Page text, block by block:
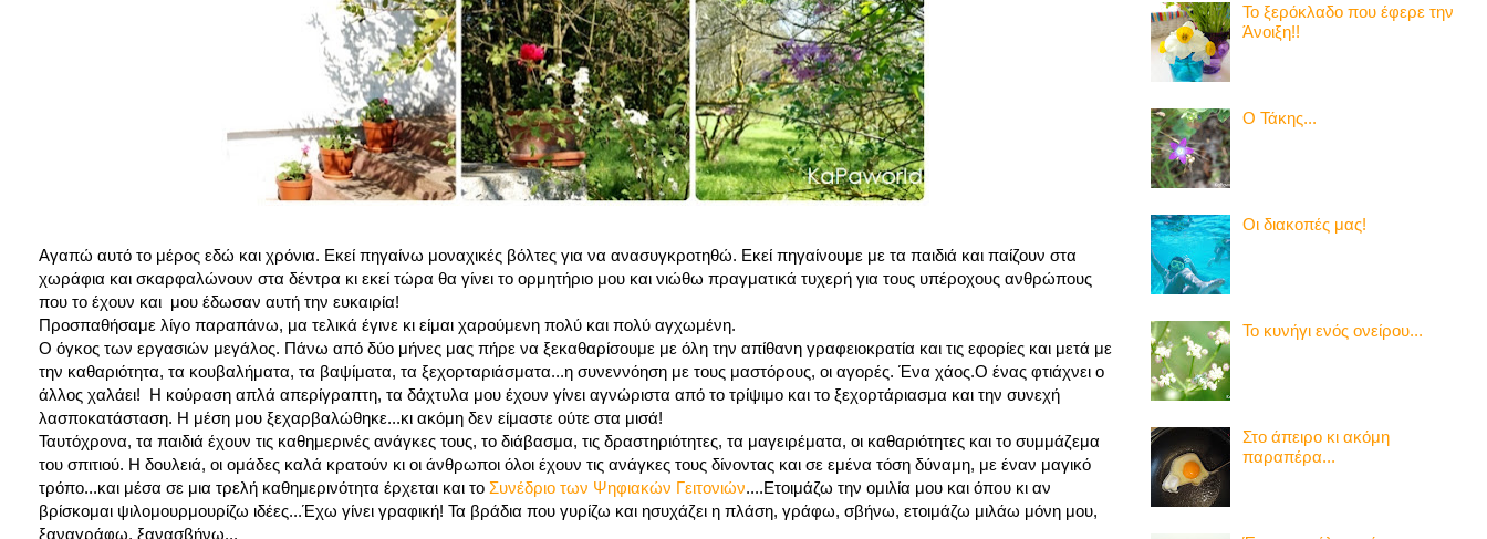
Αγαπώ αυτό το μέρος εδώ και χρόνια. Εκεί πηγαίνω μοναχικές βόλτες για να ανασυγκροτηθώ. Εκεί πηγαίνουμε με τα παιδιά και παίζουν στα
χωράφια και σκαρφαλώνουν στα δέντρα κι εκεί τώρα θα γίνει το ορμητήριο μου και νιώθω πραγματικά τυχερή για τους υπέροχους ανθρώπους
που το έχουν και μου έδωσαν αυτή την ευκαιρία!
Προσπαθήσαμε λίγο παραπάνω, μα τελικά έγινε κι είμαι χαρούμενη πολύ και πολύ αγχωμένη.
Ο όγκος των εργασιών μεγάλος. Πάνω από δύο μήνες μας πήρε να ξεκαθαρίσουμε με όλη την απίθανη γραφειοκρατία και τις εφορίες και μετά με
την καθαριότητα, τα κουβαλήματα, τα βαψίματα, τα ξεχορταριάσματα...η συνεννόηση με τους μαστόρους, οι αγορές. Ένα χάος.Ο ένας φτιάχνει ο
άλλος χαλάει! Η κούραση απλά απερίγραπτη, τα δάχτυλα μου έχουν γίνει αγνώριστα από το τρίψιμο και το ξεχορτάριασμα και την συνεχή
λασποκατάσταση. Η μέση μου ξεχαρβαλώθηκε...κι ακόμη δεν είμαστε ούτε στα μισά!
Ταυτόχρονα, τα παιδιά έχουν τις καθημερινές ανάγκες τους, το διάβασμα, τις δραστηριότητες, τα μαγειρέματα, οι καθαριότητες και το συμμάζεμα
του σπιτιού. Η δουλειά, οι ομάδες καλά κρατούν κι οι άνθρωποι όλοι έχουν τις ανάγκες τους δίνοντας και σε εμένα τόση δύναμη, με έναν μαγικό
τρόπο...και μέσα σε μια τρελή καθημερινότητα έρχεται και το Συνέδριο των Ψηφιακών Γειτονιών....Ετοιμάζω την ομιλία μου και όπου κι αν
βρίσκομαι ψιλομουρμουρίζω ιδέες...Έχω γίνει γραφική! Τα βράδια που γυρίζω και ησυχάζει η πλάση, γράφω, σβήνω, ετοιμάζω μιλάω μόνη μου,
ξαναγράφω, ξανασβήνω...
Το ξερόκλαδο που έφερε την
Άνοιξη!!
Ο Τάκης...
Οι διακοπές μας!
Το κυνήγι ενός ονείρου...
Στο άπειρο κι ακόμη
παραπέρα...